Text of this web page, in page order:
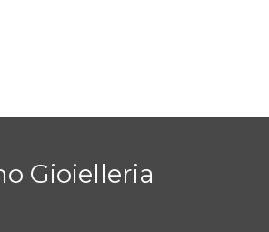
Gioielleria